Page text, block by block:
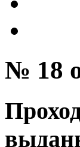
№ 18